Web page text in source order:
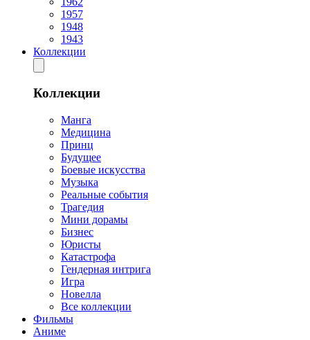
1957
1948
1943
Коллекции
Коллекции
Манга
Медицина
Принц
Будущее
Боевые искусства
Музыка
Реальные события
Трагедия
Мини дорамы
Бизнес
Юристы
Катастрофа
Гендерная интрига
Игра
Новелла
Все коллекции
Фильмы
Аниме